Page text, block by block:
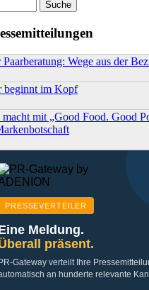
Wege aus der
beginnt im Kopf
macht mit „Good Food. Good
PRESSEVERTEILER
Meldung.
präsent.
PR-Gateway verteilt Ihre
an hunderte relevante